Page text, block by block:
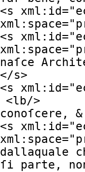
<s xml:id="
xml:space="
<s xml:id="
xml:space="
naſce
</s>
<s xml:id="
<lb/>
conoſcere,
<s xml:id="
xml:space="
dallaquale
ſi parte,